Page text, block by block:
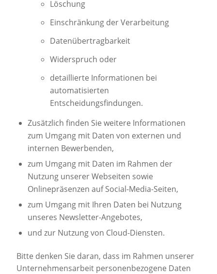
Löschung
Einschränkung der Verarbeitung
Datenübertragbarkeit
Widerspruch oder
detaillierte Informationen bei
automatisierten
Entscheidungsfindungen.
Zusätzlich finden Sie weitere Informationen
zum Umgang mit Daten von externen und
internen Bewerbenden,
zum Umgang mit Daten im Rahmen der
Nutzung unserer Webseiten sowie
Onlinepräsenzen auf Social-Media-Seiten,
zum Umgang mit Ihren Daten bei Nutzung
unseres Newsletter-Angebotes,
und zur Nutzung von Cloud-Diensten.
Bitte denken Sie daran, dass im Rahmen unserer
Unternehmensarbeit personenbezogene Daten